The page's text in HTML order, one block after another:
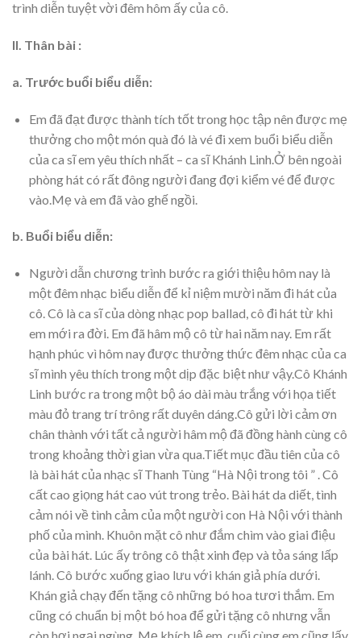
trình diễn tuyệt vời đêm hôm ấy của cô.
II. Thân bài :
a. Trước buổi biểu diễn:
Em đã đạt được thành tích tốt trong học tập nên được mẹ
thưởng cho một món quà đó là vé đi xem buổi biểu diễn
của ca sĩ em yêu thích nhất – ca sĩ Khánh Linh.Ở bên ngoài
phòng hát có rất đông người đang đợi kiểm vé để được
vào.Mẹ và em đã vào ghế ngồi.
b. Buổi biểu diễn:
Người dẫn chương trình bước ra giới thiệu hôm nay là
một đêm nhạc biểu diễn để kỉ niệm mười năm đi hát của
cô. Cô là ca sĩ của dòng nhạc pop ballad, cô đi hát từ khi
em mới ra đời. Em đã hâm mộ cô từ hai năm nay. Em rất
hạnh phúc vì hôm nay được thưởng thức đêm nhạc của ca
sĩ mình yêu thích trong một dịp đặc biệt như vậy.Cô Khánh
Linh bước ra trong một bộ áo dài màu trắng với họa tiết
màu đỏ trang trí trông rất duyên dáng.Cô gửi lời cảm ơn
chân thành với tất cả người hâm mộ đã đồng hành cùng cô
trong khoảng thời gian vừa qua.Tiết mục đầu tiên của cô
là bài hát của nhạc sĩ Thanh Tùng “Hà Nội trong tôi ” . Cô
cất cao giọng hát cao vút trong trẻo. Bài hát da diết, tình
cảm nói về tình cảm của một người con Hà Nội với thành
phố của mình. Khuôn mặt cô như đắm chìm vào giai điệu
của bài hát. Lúc ấy trông cô thật xinh đẹp và tỏa sáng lấp
lánh. Cô bước xuống giao lưu với khán giả phía dưới.
Khán giả chạy đến tặng cô những bó hoa tươi thắm. Em
cũng có chuẩn bị một bó hoa để gửi tặng cô nhưng vẫn